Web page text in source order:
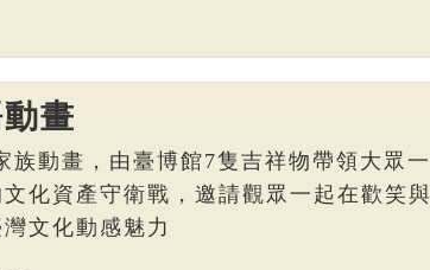
畫
族動畫，由臺博館7隻吉祥物帶領大眾一
化資產守衛戰，邀請觀眾一起在歡笑與
文化動感魅力